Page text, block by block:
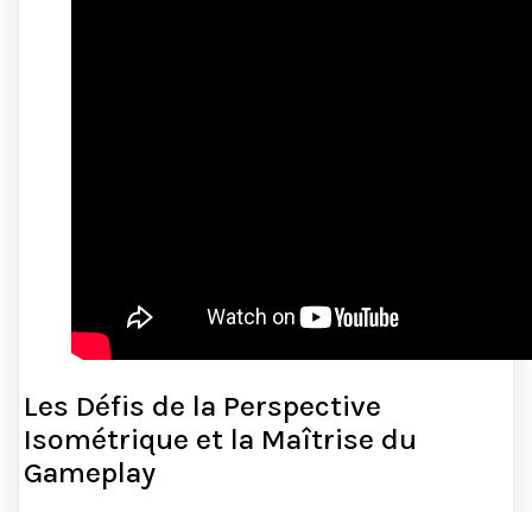
Les Défis de la Perspective
Isométrique et la Maîtrise du
Gameplay